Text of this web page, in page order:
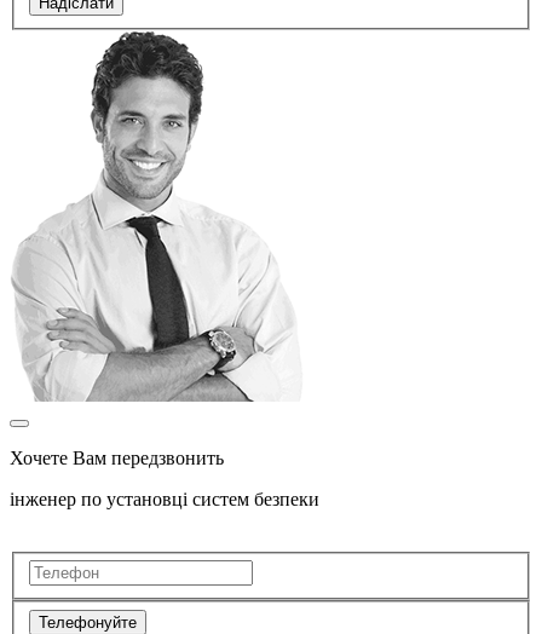
Хочете Вам передзвонить
інженер по установці систем безпеки
Телефонуйте